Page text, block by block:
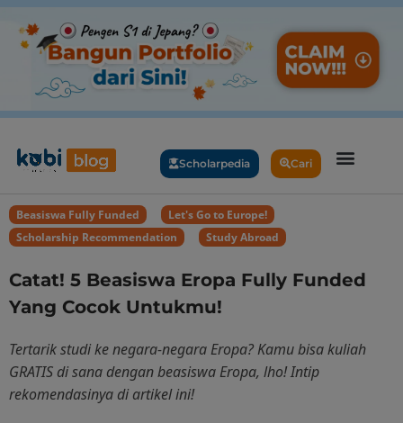
Scholarpedia Cari
Beasiswa Fully Funded Let's Go to Europe!
Scholarship Recommendation
Study Abroad
Catat! 5 Beasiswa Eropa Fully Funded
Yang Cocok Untukmu!
Tertarik studi ke negara-negara Eropa? Kamu bisa kuliah
GRATIS di sana dengan beasiswa Eropa, lho! Intip
rekomendasinya di artikel ini!